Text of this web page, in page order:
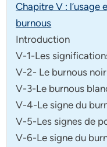
Chapitre V :
burnous
Introduction
V-1-Les
V-2- Le burnous
V-3-Le burnous
V-4-Le signe du
V-5-Les signes de
V-6-Le signe du